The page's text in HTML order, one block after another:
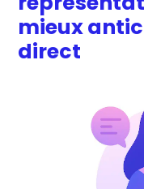
mieux
direct